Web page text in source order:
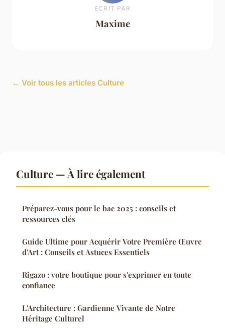
ECRIT PAR
Maxime
← Voir tous les articles Culture
Culture — À lire également
Préparez-vous pour le bac 2025 : conseils et
ressources clés
Guide Ultime pour Acquérir Votre Première Œuvre
d'Art : Conseils et Astuces Essentiels
Rigazo : votre boutique pour s'exprimer en toute
confiance
L'Architecture : Gardienne Vivante de Notre
Héritage Culturel